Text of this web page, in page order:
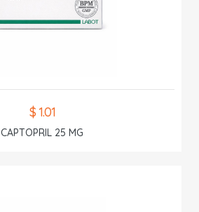
$ 1.01
CAPTOPRIL 25 MG